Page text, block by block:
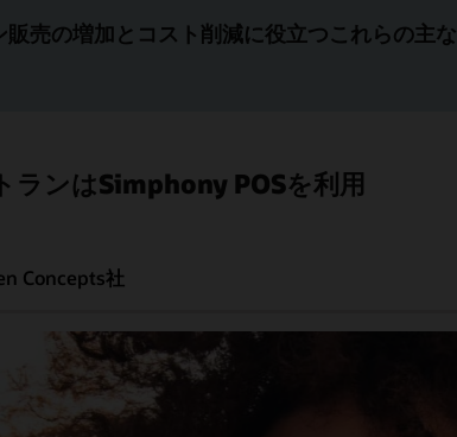
売の増加とコスト削減に役立つこれらの主な
ランはSimphony POSを利用
Concepts社